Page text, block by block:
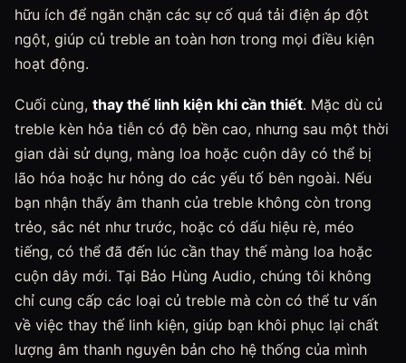
hữu ích để ngăn chặn các sự cố quá tải điện áp đột
ngột, giúp củ treble an toàn hơn trong mọi điều kiện
hoạt động.
Cuối cùng, thay thế linh kiện khi cần thiết. Mặc dù củ
treble kèn hỏa tiễn có độ bền cao, nhưng sau một thời
gian dài sử dụng, màng loa hoặc cuộn dây có thể bị
lão hóa hoặc hư hỏng do các yếu tố bên ngoài. Nếu
bạn nhận thấy âm thanh của treble không còn trong
trẻo, sắc nét như trước, hoặc có dấu hiệu rè, méo
tiếng, có thể đã đến lúc cần thay thế màng loa hoặc
cuộn dây mới. Tại Bảo Hùng Audio, chúng tôi không
chỉ cung cấp các loại củ treble mà còn có thể tư vấn
về việc thay thế linh kiện, giúp bạn khôi phục lại chất
lượng âm thanh nguyên bản cho hệ thống của mình